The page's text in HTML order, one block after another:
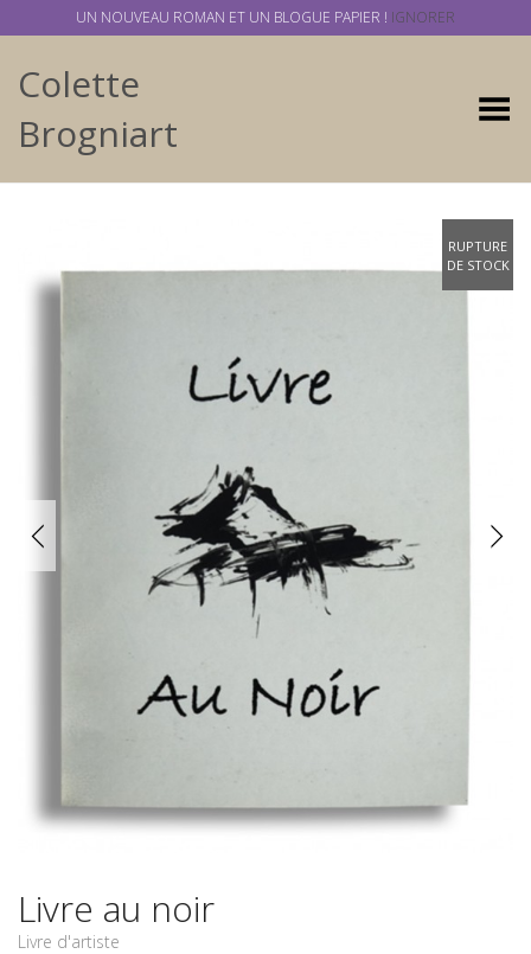
Colette
Brogniart
Basculer
RUPTURE
DE STOCK
Livre au noir
Livre d'artiste
UN NOUVEAU ROMAN ET UN BLOGUE PAPIER ! IGNORER